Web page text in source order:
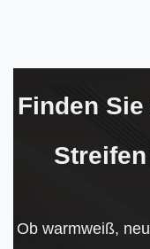
Finden
Ob warmweiß,